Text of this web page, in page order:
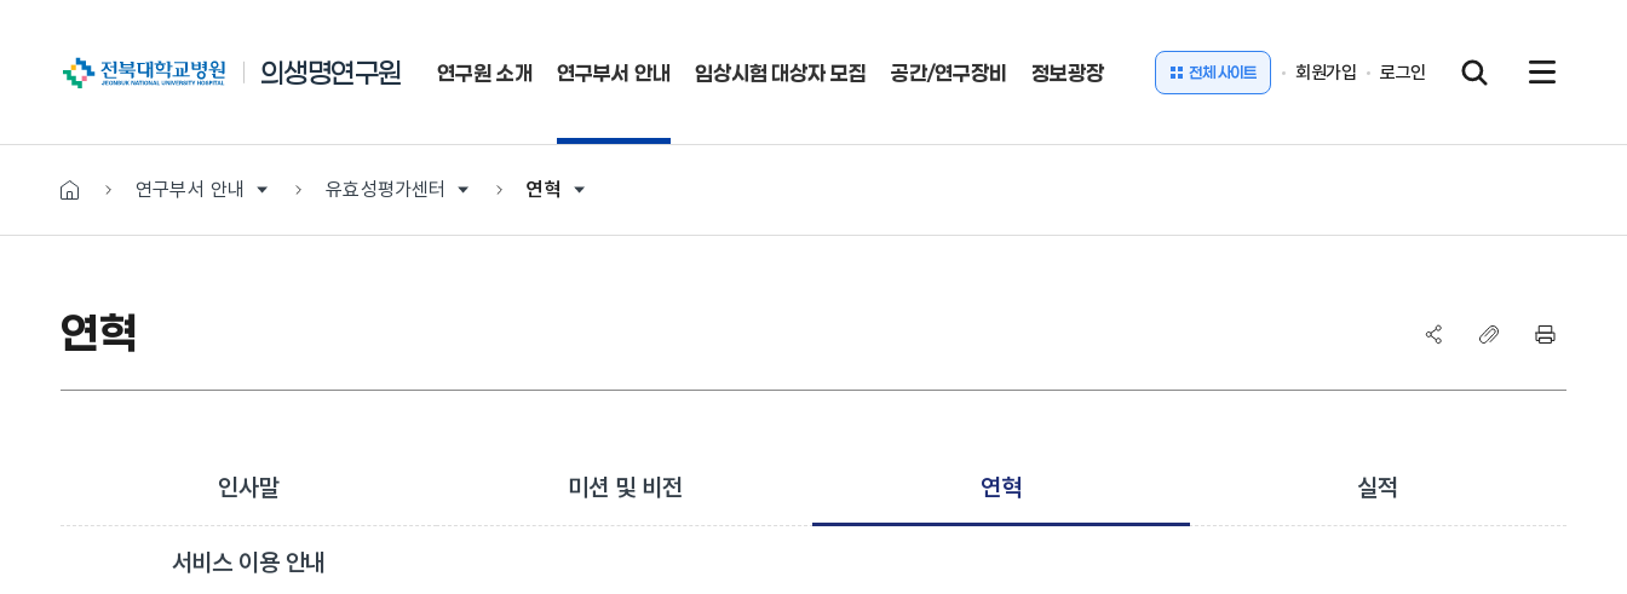
전북대학교병원 의생명연구원 전체 사이트 회원가입 로그인
연구원 소개 연구부서 안내 임상시험 대상자 모집 공간/연구장비 정보광장
연구부서 안내 유효성평가센터 연혁
연혁
인사말 미션 및 비전 연혁 실적
서비스 이용 안내